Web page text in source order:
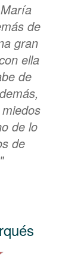
de
gran
ella
de
de lo
de